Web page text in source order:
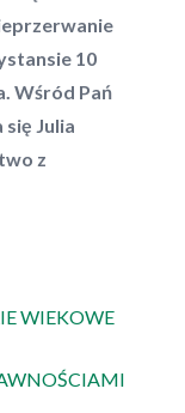
10
Wśród Pań
Julia
z
WIEKOWE